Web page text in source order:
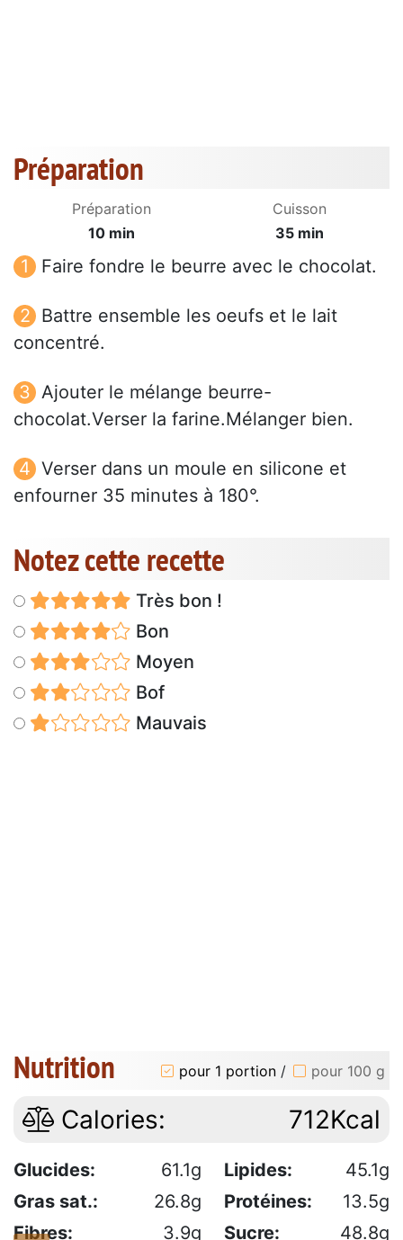
Préparation
Préparation
10 min
Cuisson
35 min
Faire fondre le beurre avec le chocolat.
Battre ensemble les oeufs et le lait
concentré.
Ajouter le mélange beurre-
chocolat.Verser la farine.Mélanger bien.
Verser dans un moule en silicone et
enfourner 35 minutes à 180°.
Notez cette recette
Très bon !
Bon
Moyen
Bof
Mauvais
Nutrition pour 1 portion / pour 100 g
Calories: 712Kcal
Glucides: 61.1g Lipides:
45.1g
Gras sat.:
26.8g Protéines:
13.5g
Fibres:
3.9g Sucre: 48.8g